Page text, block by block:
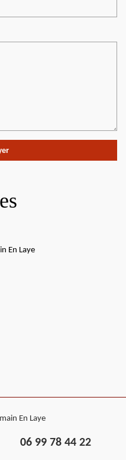
En Laye
En Laye
06 99 78 44 22